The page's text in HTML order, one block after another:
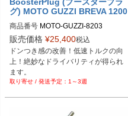
グ) MOTO GUZZI BREVA 1200
商品番号 MOTO-GUZZI-8203
BSP-TYPE-G
販売価格 ¥25,400税込
ドンつき感の改善！低速トルクの向
上！絶妙なドライバリティが得られ
ます。
1～3週